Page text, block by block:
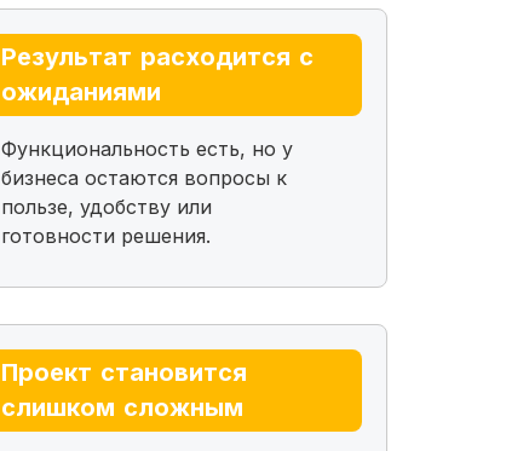
Результат расходится с
ожиданиями
Функциональность есть, но у
бизнеса остаются вопросы к
пользе, удобству или
готовности решения.
Проект становится
слишком сложным